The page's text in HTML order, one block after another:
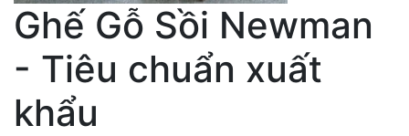
Ghế Gỗ Sồi Newman
- Tiêu chuẩn xuất
khẩu